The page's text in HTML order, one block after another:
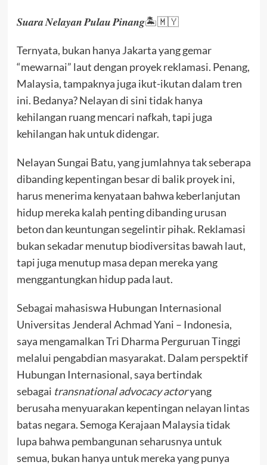
𝑺𝒖𝒂𝒓𝒂𝑵𝒆𝒍𝒂𝒚𝒂𝒏 𝑷𝒖𝒍𝒂𝒖 𝑷𝒊𝒏𝒂𝒏𝒈🏝️🇲🇾
Ternyata, bukan hanya Jakarta yang gemar
“mewarnai” laut dengan proyek reklamasi. Penang,
Malaysia, tampaknya juga ikut-ikutan dalam tren
ini. Bedanya? Nelayan di sini tidak hanya
kehilangan ruang mencari nafkah, tapi juga
kehilangan hak untuk didengar.
Nelayan Sungai Batu, yang jumlahnya tak seberapa
dibanding kepentingan besar di balik proyek ini,
harus menerima kenyataan bahwa keberlanjutan
hidup mereka kalah penting dibanding urusan
beton dan keuntungan segelintir pihak. Reklamasi
bukan sekadar menutup biodiversitas bawah laut,
tapi juga menutup masa depan mereka yang
menggantungkan hidup pada laut.
Sebagai mahasiswa Hubungan Internasional
Universitas Jenderal Achmad Yani – Indonesia,
saya mengamalkan Tri Dharma Perguruan Tinggi
melalui pengabdian masyarakat. Dalam perspektif
Hubungan Internasional, saya bertindak
sebagai transnational advocacy actoryang
berusaha menyuarakan kepentingan nelayan lintas
batas negara. Semoga Kerajaan Malaysia tidak
lupa bahwa pembangunan seharusnya untuk
semua, bukan hanya untuk mereka yang punya